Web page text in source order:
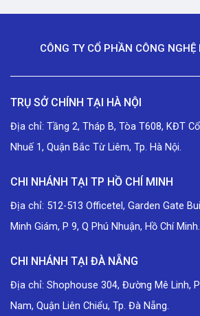
CÔNG TY CỔ PHẦN CÔNG NGHỆ
TRỤ SỞ CHÍNH TẠI HÀ NỘI
Địa chỉ: Tầng 2, Tháp B, Tòa T608, KĐT
Nhuế 1, Quận Bắc Từ Liêm, Tp. Hà Nội.
CHI NHÁNH TẠI TP HỒ CHÍ MINH
Địa chỉ: 512-513 Officetel, Garden Gate
Minh Giám, P 9, Q Phú Nhuận, Hồ Chí Minh.
CHI NHÁNH TẠI ĐÀ NẴNG
Địa chỉ: Shophouse 304, Đường Mê Linh,
Nam, Quận Liên Chiểu, Tp. Đà Nẵng.